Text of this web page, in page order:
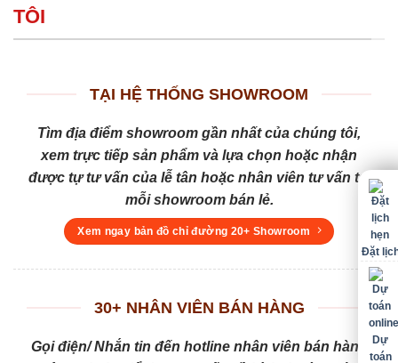
TÔI
TẠI HỆ THỐNG SHOWROOM
Tìm địa điểm showroom gần nhất của chúng tôi,
xem trực tiếp sản phẩm và lựa chọn hoặc nhận
được tự tư vấn của lễ tân hoặc nhân viên tư vấn tại
mỗi showroom bán lẻ.
Xem ngay bản đồ chỉ đường 20+ Showroom
30+ NHÂN VIÊN BÁN HÀNG
Gọi điện/ Nhắn tin đến hotline nhân viên bán hàng
Đặt
Dự
toán